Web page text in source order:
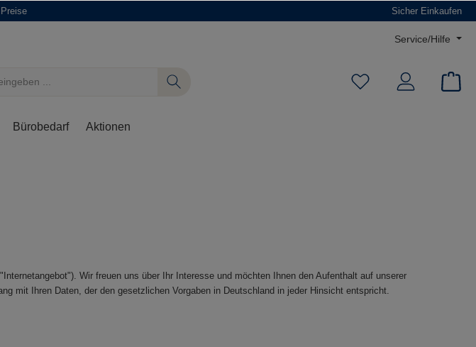
Sicher Einkaufen
Service/Hilfe
Bürobedarf Aktionen
Wir freuen uns über Ihr Interesse und möchten Ihnen den Aufenthalt auf unserer
mit Ihren Daten, der den gesetzlichen Vorgaben in Deutschland in jeder Hinsicht entspricht.